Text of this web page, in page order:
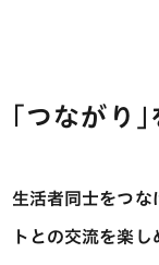
｢つながり
生活者同士をつ
トとの交流を楽